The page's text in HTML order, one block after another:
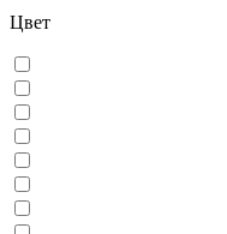
Цвет